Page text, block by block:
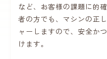
など、お客様の課題に的
者の方でも、マシンの正
ャーしますので、安全か
けます。